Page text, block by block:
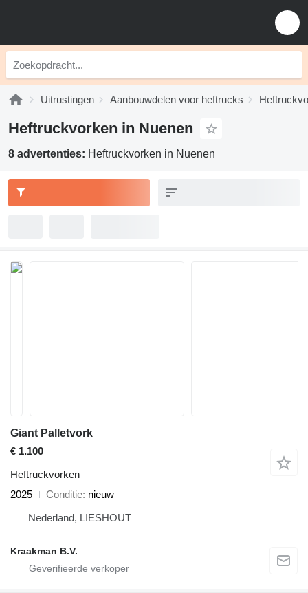
Uitrustingen Aanbouwdelen voor heftrucks
Heftruckvorken in Nuenen
8 advertenties: Heftruckvorken in Nuenen
Giant Palletvork
€ 1.100
Heftruckvorken
2025
Conditie nieuw
Nederland, LIESHOUT
Kraakman B.V.